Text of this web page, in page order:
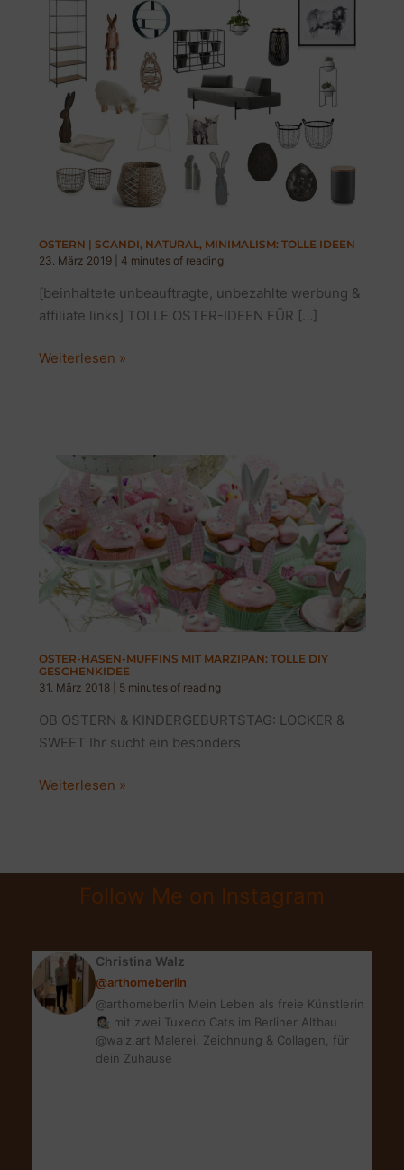
OSTERN | SCANDI, NATURAL, MINIMALISM: TOLLE IDEEN
23. März 2019
4 minutes of reading
[beinhaltete unbeauftragte, unbezahlte werbung &
affiliate links] TOLLE OSTER-IDEEN FÜR […]
OSTERN
IDEEN
Weiterlesen »
OSTER-HASEN-MUFFINS MIT MARZIPAN: TOLLE DIY
GESCHENKIDEE
31. März 2018
5 minutes of reading
OB OSTERN & KINDERGEBURTSTAG: LOCKER &
SWEET Ihr sucht ein besonders
OSTER-
MARZIPAN:
Weiterlesen »
Follow Me on Instagram
Christina Walz
@arthomeberlin
@arthomeberlin Mein Leben als freie Künstlerin
👩🏻‍🎨 mit zwei Tuxedo Cats im Berliner Altbau
@walz.art Malerei, Zeichnung & Collagen, für
dein Zuhause